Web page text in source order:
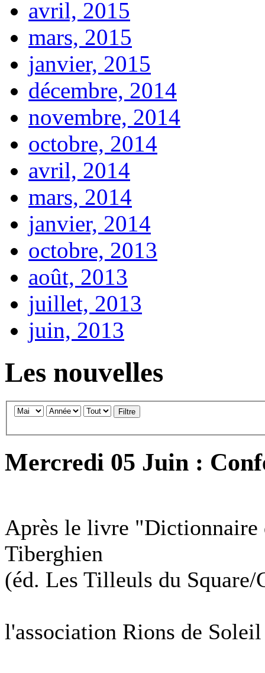
avril, 2015
mars, 2015
janvier, 2015
décembre, 2014
novembre, 2014
octobre, 2014
avril, 2014
mars, 2014
janvier, 2014
octobre, 2013
août, 2013
juillet, 2013
juin, 2013
Les nouvelles
Filtre
Mercredi 05 Juin :
Après le livre "Dictionnaire
Tiberghien
(éd. Les Tilleuls du Square/
l'association Rions de